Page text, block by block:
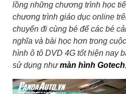
lồng những chương trình học
chương trình giáo dục online
chuyến đi cùng bé để các bé
nghĩa và bài học hơn trong
hình ô tô DVD 4G tốt hiện nay
sử dụng nhưmàn hình Gotech,